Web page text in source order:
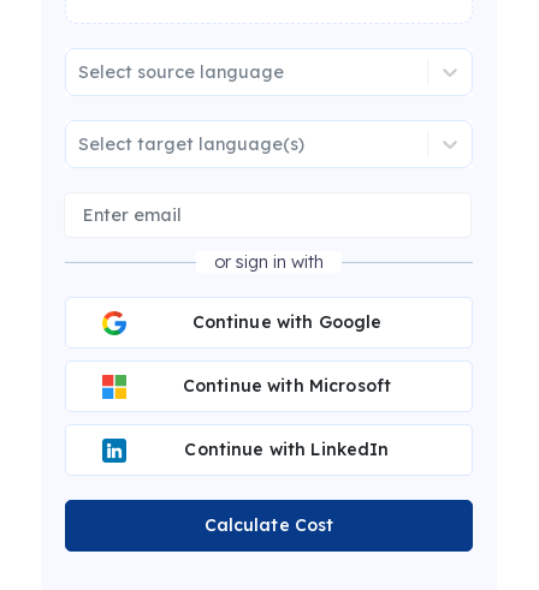
Select source language
Select target language(s)
or sign in with
Continue with Google
Continue with Microsoft
Continue with LinkedIn
Calculate Cost